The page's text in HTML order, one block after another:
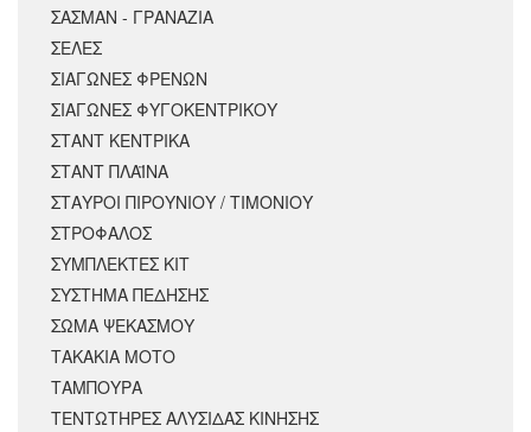
ΣΑΣΜΑΝ - ΓΡΑΝΑΖΙΑ
ΣΕΛΕΣ
ΣΙΑΓΩΝΕΣ ΦΡΕΝΩΝ
ΣΙΑΓΩΝΕΣ ΦΥΓΟΚΕΝΤΡΙΚΟΥ
ΣΤΑΝΤ ΚΕΝΤΡΙΚΑ
ΣΤΑΝΤ ΠΛΑΪΝΑ
ΣΤΑΥΡΟΙ ΠΙΡΟΥΝΙΟΥ / ΤΙΜΟΝΙΟΥ
ΣΤΡΟΦΑΛΟΣ
ΣΥΜΠΛΕΚΤΕΣ ΚΙΤ
ΣΥΣΤΗΜΑ ΠΕΔΗΣΗΣ
ΣΩΜΑ ΨΕΚΑΣΜΟΥ
ΤΑΚΑΚΙΑ ΜΟΤΟ
ΤΑΜΠΟΥΡΑ
ΤΕΝΤΩΤΗΡΕΣ ΑΛΥΣΙΔΑΣ ΚΙΝΗΣΗΣ